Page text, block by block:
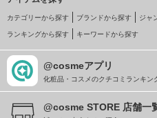
カテゴリーから探す ブランドから探す ジャ
ランキングから探す キーワードから探す
@cosmeアプリ
化粧品・コスメのクチコミランキン
@cosme STORE 店舗一